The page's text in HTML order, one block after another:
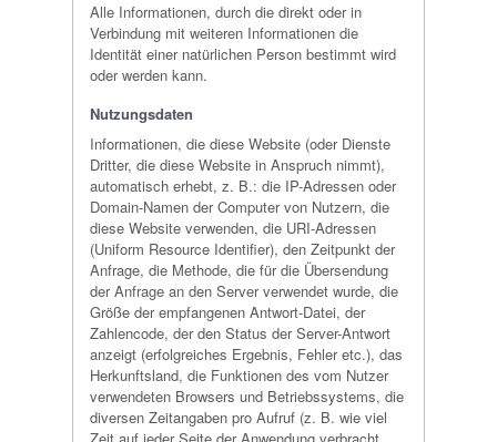
Alle Informationen, durch die direkt oder in
Verbindung mit weiteren Informationen die
Identität einer natürlichen Person bestimmt wird
oder werden kann.
Nutzungsdaten
Informationen, die diese Website (oder Dienste
Dritter, die diese Website in Anspruch nimmt),
automatisch erhebt, z. B.: die IP-Adressen oder
Domain-Namen der Computer von Nutzern, die
diese Website verwenden, die URI-Adressen
(Uniform Resource Identifier), den Zeitpunkt der
Anfrage, die Methode, die für die Übersendung
der Anfrage an den Server verwendet wurde, die
Größe der empfangenen Antwort-Datei, der
Zahlencode, der den Status der Server-Antwort
anzeigt (erfolgreiches Ergebnis, Fehler etc.), das
Herkunftsland, die Funktionen des vom Nutzer
verwendeten Browsers und Betriebssystems, die
diversen Zeitangaben pro Aufruf (z. B. wie viel